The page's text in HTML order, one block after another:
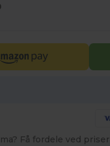
Få fordele ved